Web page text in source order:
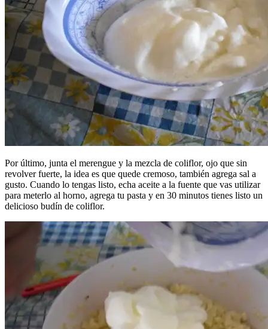
Por último, junta el merengue y la mezcla de coliflor, ojo que sin
revolver fuerte, la idea es que quede cremoso, también agrega sal a
gusto. Cuando lo tengas listo, echa aceite a la fuente que vas utilizar
para meterlo al horno, agrega tu pasta y en 30 minutos tienes listo un
delicioso budín de coliflor.